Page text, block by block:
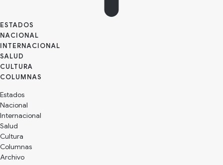
ESTADOS
NACIONAL
INTERNACIONAL
SALUD
CULTURA
Estados
Nacional
Internacional
Salud
Cultura
Archivo